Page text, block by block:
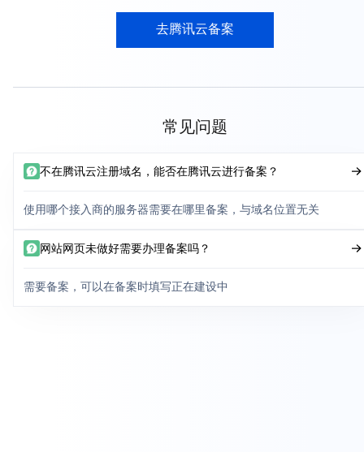
去腾讯云备案
常见问题
不在腾讯云注册域名，能否在腾讯云进行备案？
使用哪个接入商的服务器需要在哪里备案，与域名位置无关
网站网页未做好需要办理备案吗？
需要备案，可以在备案时填写正在建设中